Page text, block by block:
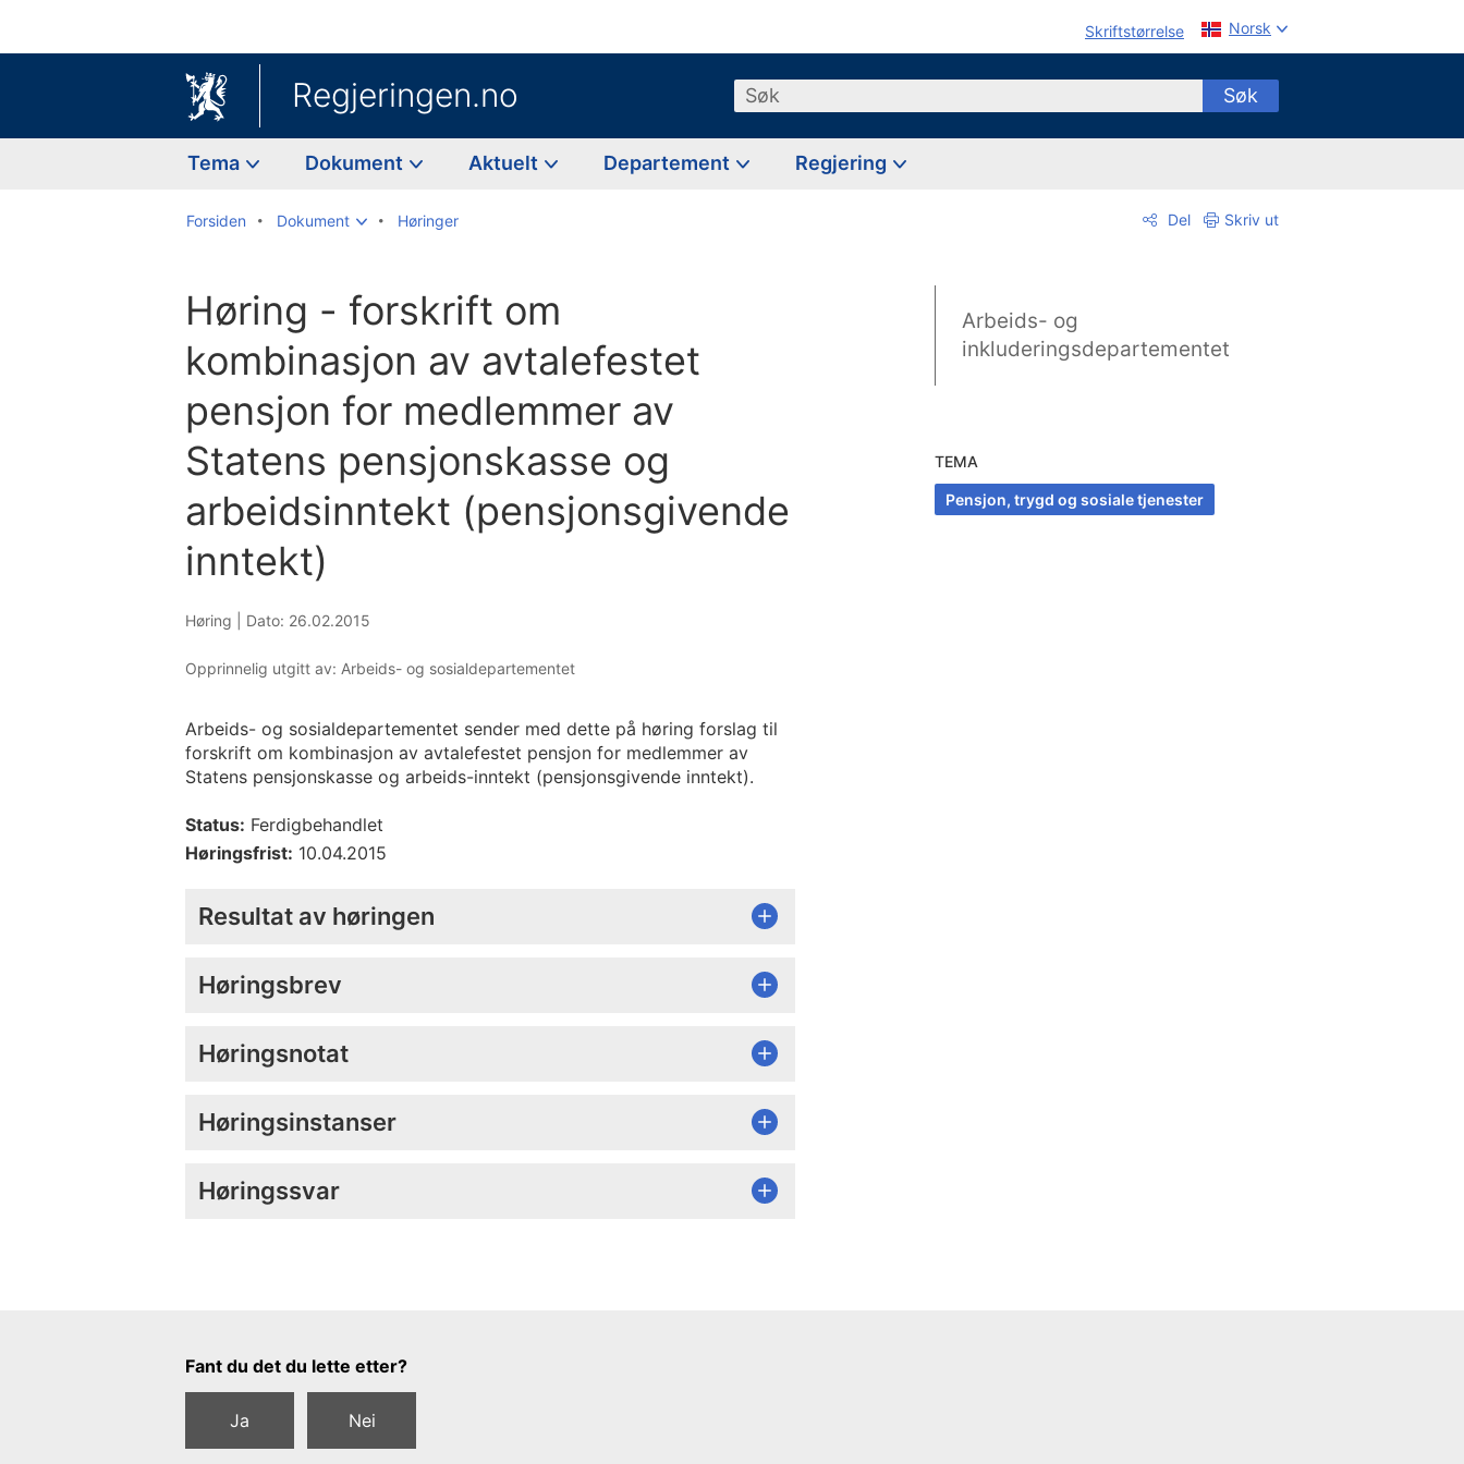
Skriftstørrelse Norsk
Regjeringen.no Søk Søk
Tema Dokument Aktuelt Departement Regjering
Forsiden Dokument Høringer Del Skriv ut
Høring - forskrift om
kombinasjon av avtalefestet
pensjon for medlemmer av
Statens pensjonskasse og
arbeidsinntekt (pensjonsgivende
inntekt)
Høring | Dato: 26.02.2015
Opprinnelig utgitt av: Arbeids- og sosialdepartementet
Arbeids- og sosialdepartementet sender med dette på høring forslag til
forskrift om kombinasjon av avtalefestet pensjon for medlemmer av
Statens pensjonskasse og arbeids-inntekt (pensjonsgivende inntekt).
Status: Ferdigbehandlet
Høringsfrist: 10.04.2015
Resultat av høringen
Høringsbrev
Høringsnotat
Høringsinstanser
Høringssvar
Arbeids- og
inkluderingsdepartementet
TEMA
Pensjon, trygd og sosiale tjenester
Tilbakemeldingsskjema
Fant du det du lette etter?
Ja Nei